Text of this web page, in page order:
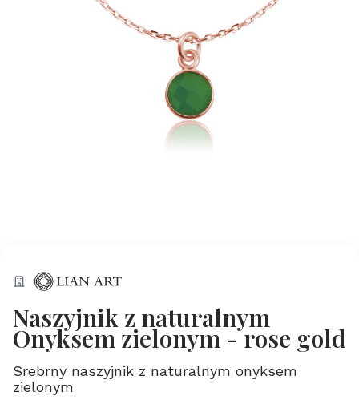
Naszyjnik z naturalnym
Onyksem zielonym - rose gold
Srebrny naszyjnik z naturalnym onyksem
zielonym